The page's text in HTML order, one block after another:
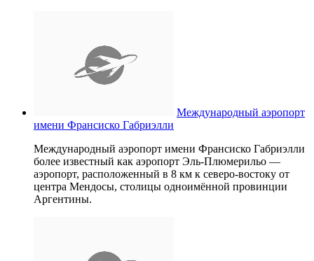
Международный аэропорт
имени Франсиско Габриэлли
Международный аэропорт имени Франсиско Габриэлли
более известный как аэропорт Эль-Плюмерильо —
аэропорт, расположенный в 8 км к северо-востоку от
центра Мендосы, столицы одноимённой провинции
Аргентины.